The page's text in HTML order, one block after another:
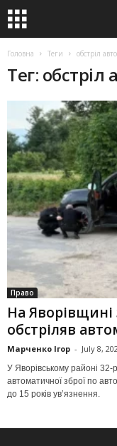
Головна Теги обстріл
Тег: обстріл
Право
На
обстріляв
Марченко Ігор - July 8,
У Яворівському районі 32-
автоматичної зброї по
до 15 років ув’язнення.